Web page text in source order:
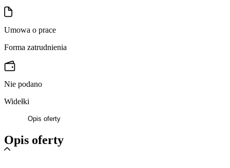
Umowa o prace
Forma zatrudnienia
Nie podano
Widełki
Opis oferty
Opis oferty